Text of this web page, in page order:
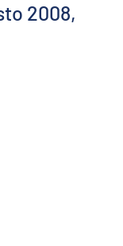
2008,